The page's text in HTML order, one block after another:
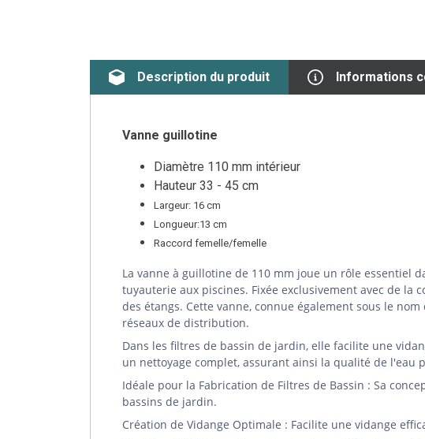
Description du produit Informations
Vanne guillotine
Diamètre 110 mm intérieur
Hauteur 33 - 45 cm
Largeur: 16 cm
Longueur:13 cm
Raccord femelle/femelle
La vanne à guillotine de 110 mm joue un rôle essentiel
tuyauterie aux piscines. Fixée exclusivement avec de
des étangs. Cette vanne, connue également sous le
réseaux de distribution.
Dans les filtres de bassin de jardin, elle facilite une
un nettoyage complet, assurant ainsi la qualité de l'eau
Idéale pour la Fabrication de Filtres de Bassin : Sa
bassins de jardin.
Création de Vidange Optimale : Facilite une vidange